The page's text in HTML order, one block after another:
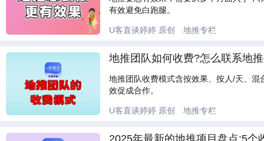
有效避免白跑腿。
U客直谈婷婷 原创 地推专栏
地推团队如何收费?怎么联系地
地推团队收费模式含按效果、按人/天、
效促成合作。
U客直谈婷婷 原创 地推专栏
2025年最新的地推项目盘点:5个